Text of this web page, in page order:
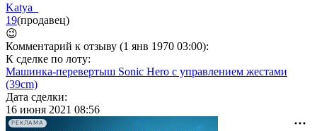
Katya_
19(продавец)
😉
Комментарий к отзыву (1 янв 1970 03:00):
К сделке по лоту:
Машинка-перевертыш Sonic Hero с управлением жестами
(39cm)
Дата сделки:
16 июня 2021 08:56
РЕКЛАМА